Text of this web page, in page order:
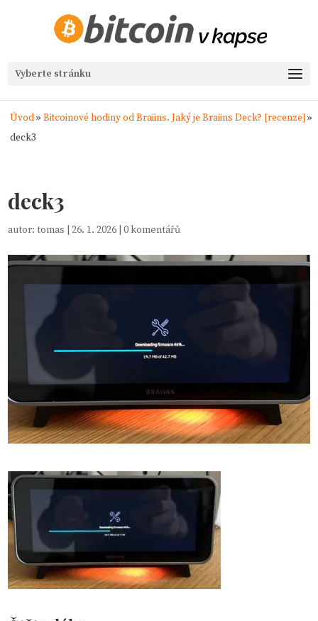
Vyberte stránku
Úvod» Bitcoinové hodiny od Braiins. Jaký je Braiins Deck? [recenze] »
deck3
deck3
autor:tomas |26. 1. 2026 |0 komentářů